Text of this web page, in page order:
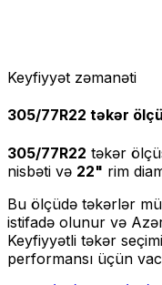
Keyfiyyət zəmanəti
305/77R22 təkər
305/77R22 təkər
nisbəti və 22" rim
Bu ölçüdə təkərlər
istifadə olunur və
Keyfiyyətli təkər
performansı üçün